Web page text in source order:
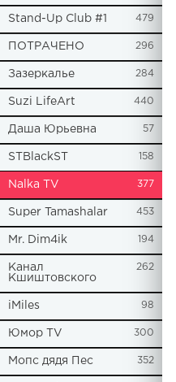
Stand-Up Club #1 479
ПОТРАЧЕНО 296
Зазеркалье 284
Suzi LifeArt 440
Даша Юрьевна 57
STBlackST 158
Nalka TV 377
Super Tamashalar 453
Mr. Dim4ik 194
Канал
Кшиштовского
262
iMiles 98
Юмор TV 300
Мопс дядя Пес 352